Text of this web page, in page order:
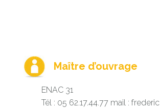
Maître d’ouvrage
ENAC 31
Tél : 05 62.17.44.77 mail : frederic